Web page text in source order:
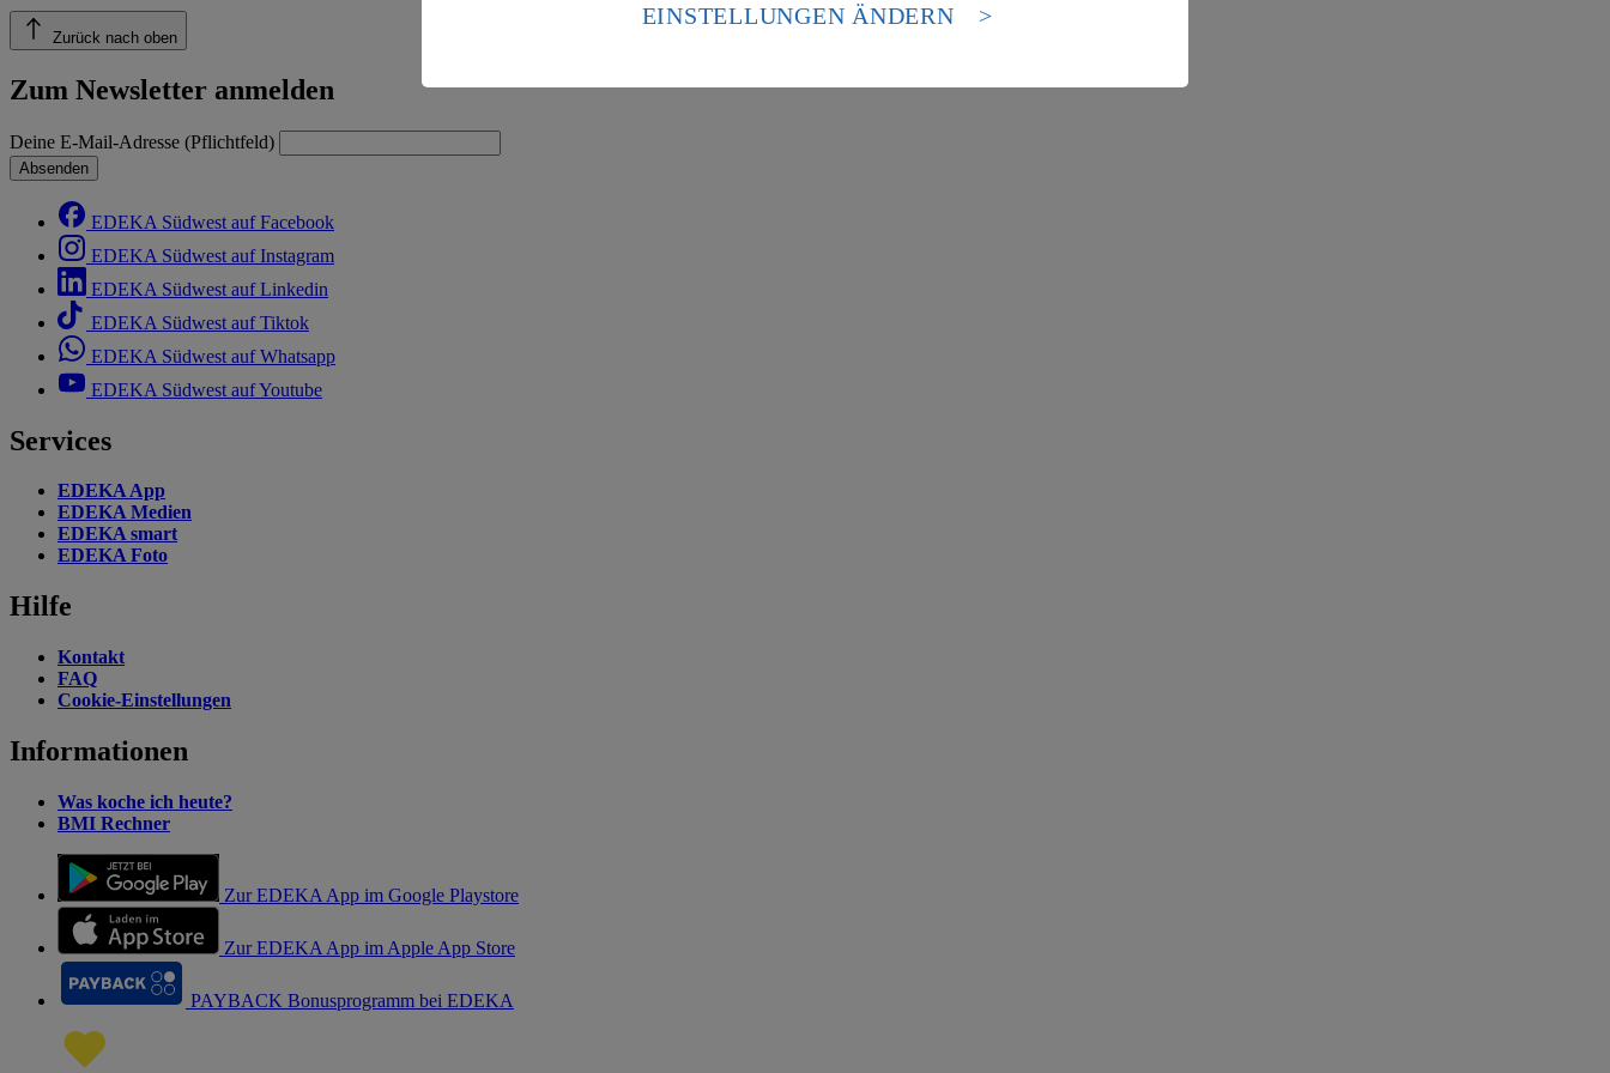
Zurück nach oben
Zum Newsletter anmelden
Deine E-Mail-Adresse (Pflichtfeld)
Absenden
EDEKA Südwest auf Facebook
EDEKA Südwest auf Instagram
EDEKA Südwest auf Linkedin
EDEKA Südwest auf Tiktok
EDEKA Südwest auf Whatsapp
EDEKA Südwest auf Youtube
Services
EDEKA App
EDEKA Medien
EDEKA smart
EDEKA Foto
Hilfe
Kontakt
FAQ
Cookie-Einstellungen
Informationen
Was koche ich heute?
BMI Rechner
Zur EDEKA App im Google Playstore
Zur EDEKA App im Apple App Store
PAYBACK Bonusprogramm bei EDEKA
Risiko eines Zugriffs durch US-amerikanische Behörden.
EINSTELLUNGEN ÄNDERN